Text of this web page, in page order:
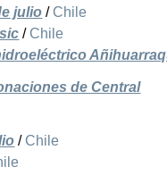
julio / Chile
/ Chile
de Central
/ Chile